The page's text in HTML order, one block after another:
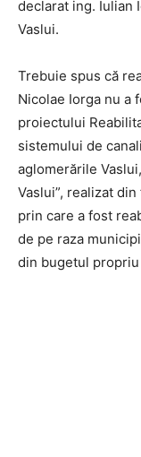
declarat ing. Iulian
Vaslui.
Trebuie spus că
Nicolae Iorga nu a
proiectului
sistemului de
aglomerările
Vaslui”, realizat
prin care a fost
de pe raza
din bugetul propriu